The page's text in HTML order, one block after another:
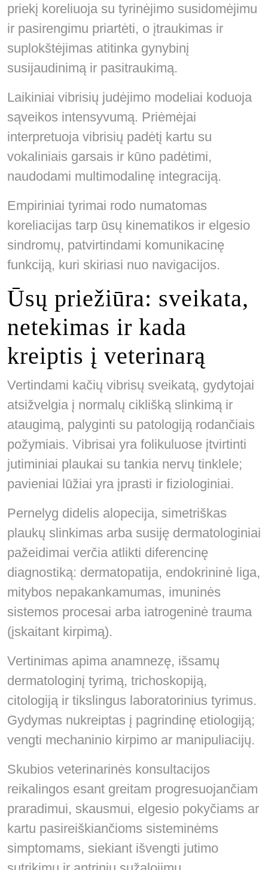
priekį koreliuoja su tyrinėjimo susidomėjimu
ir pasirengimu priartėti, o įtraukimas ir
suplokštėjimas atitinka gynybinį
susijaudinimą ir pasitraukimą.
Laikiniai vibrisių judėjimo modeliai koduoja
sąveikos intensyvumą. Priėmėjai
interpretuoja vibrisių padėtį kartu su
vokaliniais garsais ir kūno padėtimi,
naudodami multimodalinę integraciją.
Empiriniai tyrimai rodo numatomas
koreliacijas tarp ūsų kinematikos ir elgesio
sindromų, patvirtindami komunikacinę
funkciją, kuri skiriasi nuo navigacijos.
Ūsų priežiūra: sveikata,
netekimas ir kada
kreiptis į veterinarą
Vertindami kačių vibrisų sveikatą, gydytojai
atsižvelgia į normalų ciklišką slinkimą ir
ataugimą, palyginti su patologiją rodančiais
požymiais. Vibrisai yra folikuluose įtvirtinti
jutiminiai plaukai su tankia nervų tinklele;
pavieniai lūžiai yra įprasti ir fiziologiniai.
Pernelyg didelis alopecija, simetriškas
plaukų slinkimas arba susiję dermatologiniai
pažeidimai verčia atlikti diferencinę
diagnostiką: dermatopatija, endokrininė liga,
mitybos nepakankamumas, imuninės
sistemos procesai arba iatrogeninė trauma
(įskaitant kirpimą).
Vertinimas apima anamnezę, išsamų
dermatologinį tyrimą, trichoskopiją,
citologiją ir tikslingus laboratorinius tyrimus.
Gydymas nukreiptas į pagrindinę etiologiją;
vengti mechaninio kirpimo ar manipuliacijų.
Skubios veterinarinės konsultacijos
reikalingos esant greitam progresuojančiam
praradimui, skausmui, elgesio pokyčiams ar
kartu pasireiškiančioms sisteminėms
simptomams, siekiant išvengti jutimo